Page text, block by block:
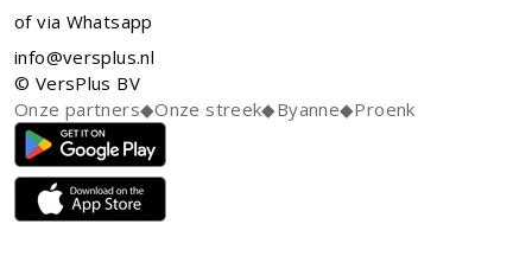
of via Whatsapp
info@versplus.nl
© VersPlus BV
Onze partners◆Onze streek◆Byanne◆Proenk